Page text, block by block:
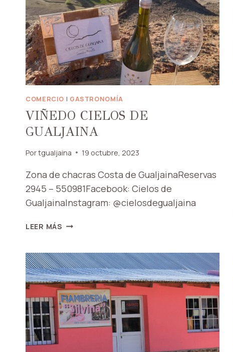
COMERCIO | GASTRONOMÍA
VIÑEDO CIELOS DE
GUALJAINA
Portgualjaina 19 octubre, 2023
Zona de chacras Costa de GualjainaReservas
2945 – 550981Facebook: Cielos de
GualjainaInstagram: @cielosdegualjaina
LEER MÁS VIÑEDO
GUALJAINA